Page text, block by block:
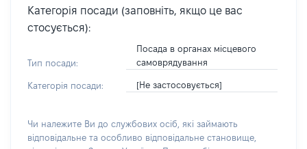
Категорія посади (заповніть, якщо це вас
стосується):
Тип посади:
Посада в органах місцевого
самоврядування
Категорія посади: [Не застосовується]
Чи належите Ви до службових осіб, які займають
відповідальне та особливо відповідальне становище,